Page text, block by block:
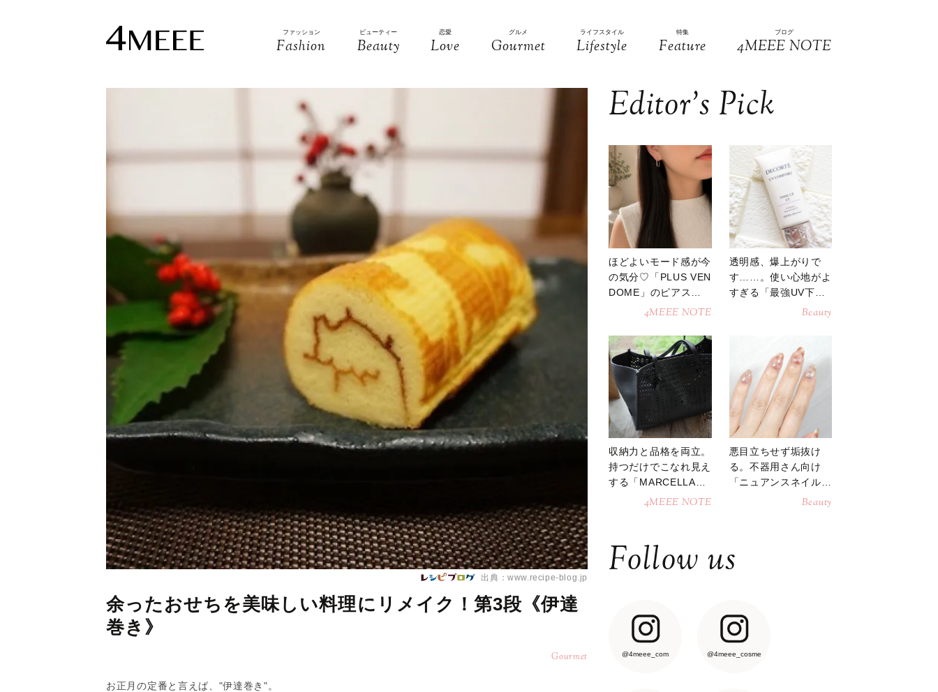
ファッション
Fashion
ビューティー
Beauty
恋愛
Love
グルメ
Gourmet
ライフスタイル
Lifestyle
特集
Feature
ブログ
4MEEE NOTE
出典：www.recipe-blog.jp
余ったおせちを美味しい料理にリメイク！第3段《伊達
巻き》
Gourmet
お正月の定番と言えば、"伊達巻き"。
Editor’s Pick
ほどよいモード感が今
の気分♡「PLUS VEN
DOME」のピアスが
4MEEE NOTE
透明感、爆上がりで
す……。使い心地がよ
すぎる「最強UV下
Beauty
収納力と品格を両立。
持つだけでこなれ見え
する「MARCELLAト
ートバッグ」4MEEE NOTE
悪目立ちせず垢抜け
る。不器用さん向け
「ニュアンスネイル」
Beauty
Follow us
@4meee_com @4meee_cosme